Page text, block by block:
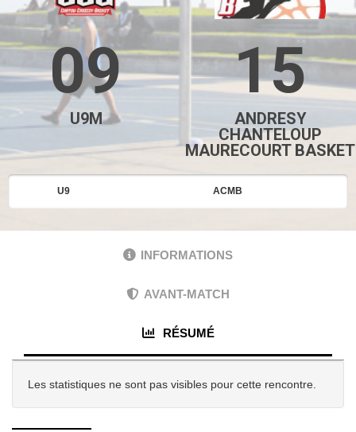
09 15
U9M
ANDRESY
CHANTELOUP
MAURECOURT BASKET
U9 ACMB
INFORMATIONS
AVANT-MATCH
RÉSUMÉ
Les statistiques ne sont pas visibles pour cette rencontre.